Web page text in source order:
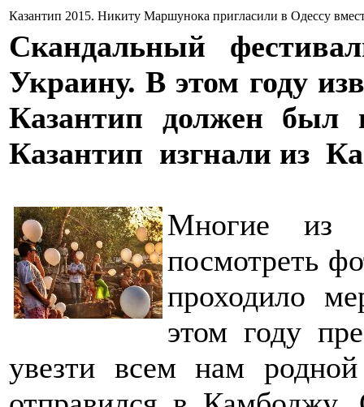
Казантип 2015. Никиту Маршунока пригласили в Одессу
Скандальный
Украину. В этом году
Казантип должен был
Казантип изгнали из
Многие из
посмотреть
проходило
этом году
увезти всем нам